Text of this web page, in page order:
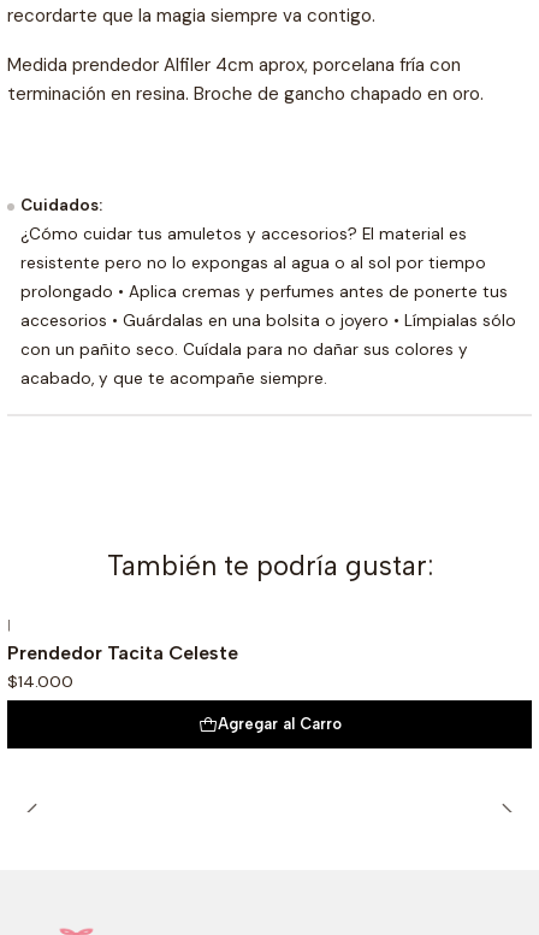
recordarte que la magia siempre va contigo.
Medida prendedor Alfiler 4cm aprox, porcelana fría con
terminación en resina. Broche de gancho chapado en oro.
Cuidados:
¿Cómo cuidar tus amuletos y accesorios? El material es
resistente pero no lo expongas al agua o al sol por tiempo
prolongado • Aplica cremas y perfumes antes de ponerte tus
accesorios • Guárdalas en una bolsita o joyero • Límpialas sólo
con un pañito seco. Cuídala para no dañar sus colores y
acabado, y que te acompañe siempre.
También te podría gustar:
|
Prendedor Tacita Celeste
$14.000
Agregar al Carro